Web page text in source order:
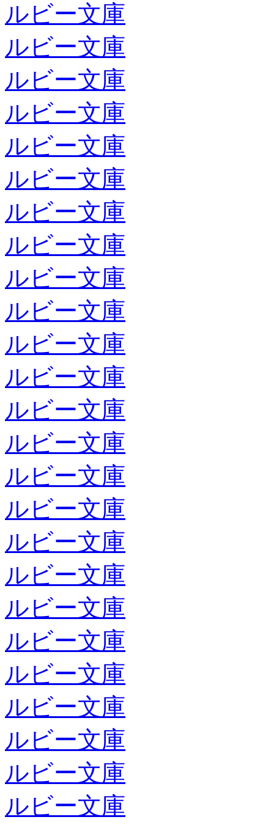
ルビー文庫
ルビー文庫
ルビー文庫
ルビー文庫
ルビー文庫
ルビー文庫
ルビー文庫
ルビー文庫
ルビー文庫
ルビー文庫
ルビー文庫
ルビー文庫
ルビー文庫
ルビー文庫
ルビー文庫
ルビー文庫
ルビー文庫
ルビー文庫
ルビー文庫
ルビー文庫
ルビー文庫
ルビー文庫
ルビー文庫
ルビー文庫
ルビー文庫